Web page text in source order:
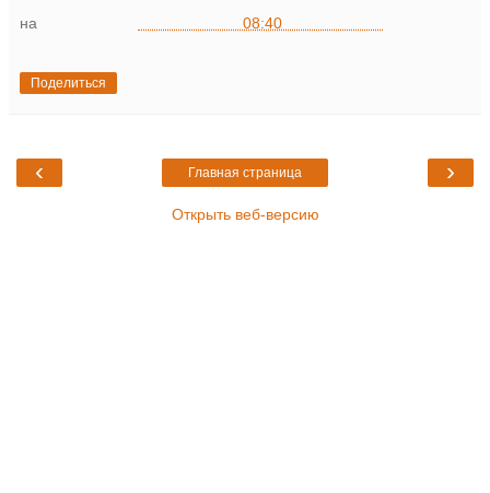
на 08:40
Поделиться
‹ ›
Главная страница
Открыть веб-версию